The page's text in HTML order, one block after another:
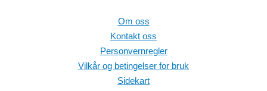
Om oss
Kontakt oss
Personvernregler
Vilkår og betingelser for bruk
Sidekart